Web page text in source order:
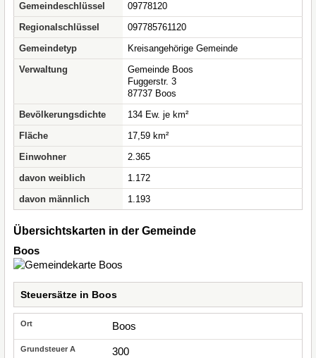
Gemeindeschlüssel
09778120
Regionalschlüssel
097785761120
Gemeindetyp
Kreisangehörige Gemeinde
Verwaltung
Gemeinde Boos
Fuggerstr. 3
87737 Boos
Bevölkerungsdichte
134 Ew. je km²
Fläche
17,59 km²
Einwohner
2.365
davon weiblich
1.172
davon männlich
1.193
Übersichtskarten in der Gemeinde
Boos
Steuersätze in Boos
Boos
300